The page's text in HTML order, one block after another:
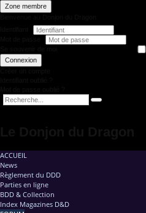
Zone membre
Connexion
ACCUEIL
News
Règlement du DDD
Parties en ligne
BDD & Collection
Index Magazines D&D